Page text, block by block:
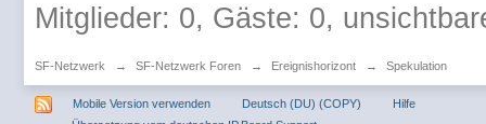
Mitglieder: 0, Gäste: 0,
SF-Netzwerk → SF-Netzwerk Foren → Ereignishorizont → Spekulation
Mobile Version verwenden Deutsch (DU) (COPY)
Hilfe